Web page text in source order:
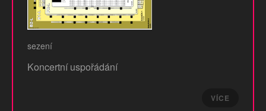
sezení
Koncertní uspořádání
VÍCE